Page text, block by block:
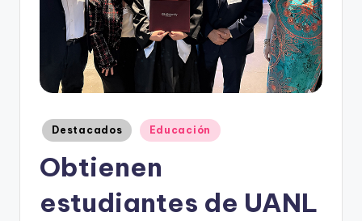
Publicado
en
Destacados Educación
Obtienen
estudiantes de UANL